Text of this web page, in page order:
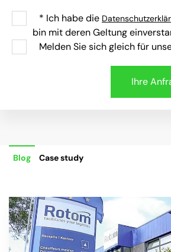
* Ich habe die
bin mit deren Geltung
Melden Sie sich gleich für
Blog Case study